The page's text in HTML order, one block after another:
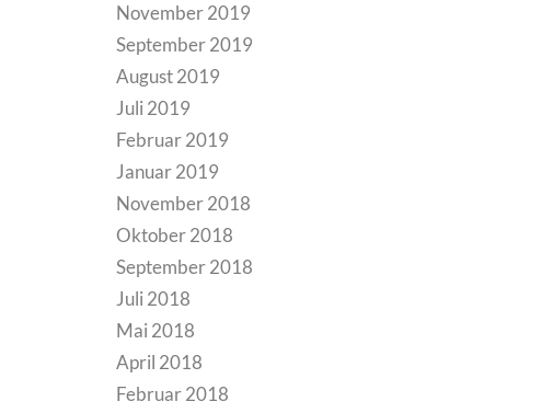
November 2019
September 2019
August 2019
Juli 2019
Februar 2019
Januar 2019
November 2018
Oktober 2018
September 2018
Juli 2018
Mai 2018
April 2018
Februar 2018